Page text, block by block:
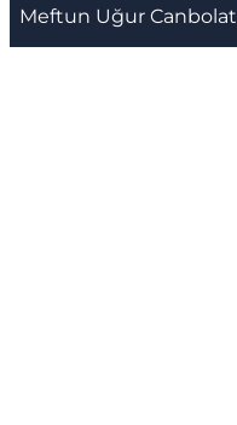
Meftun Uğur Canbolat